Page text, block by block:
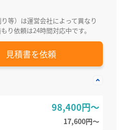
等）は運営会社によって異なり
り依頼は24時間対応中です。
見積書を依頼
98,400円～
17,600円〜